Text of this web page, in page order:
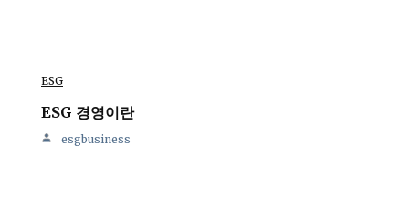
ESG
ESG 경영이란
esgbusiness